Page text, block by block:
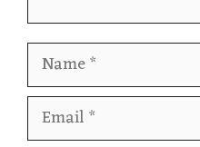
Name
Email